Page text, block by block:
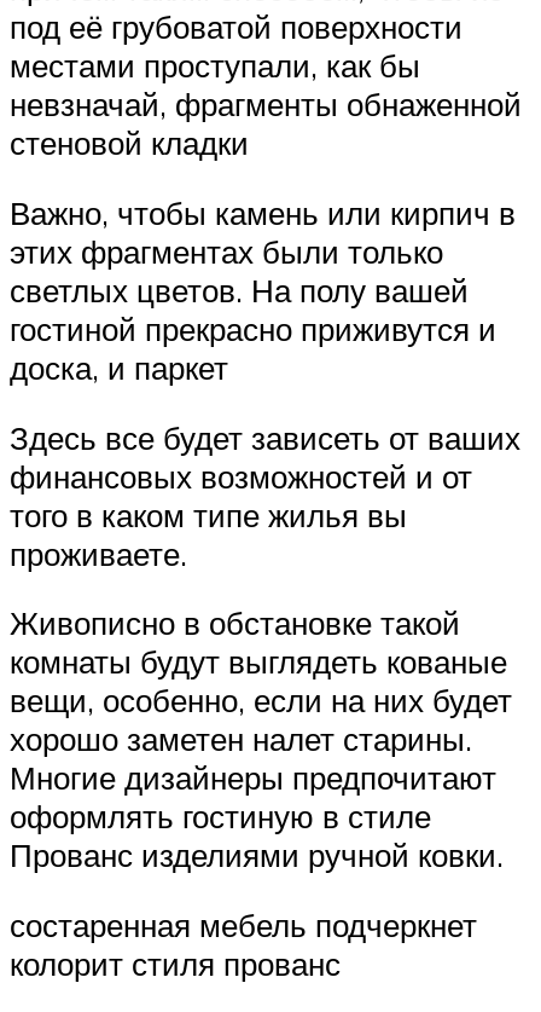
под её грубоватой поверхности
местами проступали, как бы
невзначай, фрагменты обнаженной
стеновой кладки
Важно, чтобы камень или кирпич в
этих фрагментах были только
светлых цветов. На полу вашей
гостиной прекрасно приживутся и
доска, и паркет
Здесь все будет зависеть от ваших
финансовых возможностей и от
того в каком типе жилья вы
проживаете.
Живописно в обстановке такой
комнаты будут выглядеть кованые
вещи, особенно, если на них будет
хорошо заметен налет старины.
Многие дизайнеры предпочитают
оформлять гостиную в стиле
Прованс изделиями ручной ковки.
состаренная мебель подчеркнет
колорит стиля прованс